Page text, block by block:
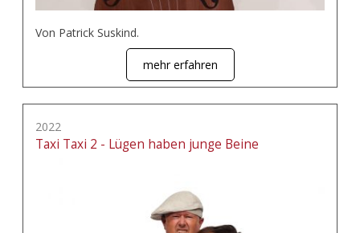
Von Patrick Suskind.
mehr erfahren
2022
Taxi Taxi 2 - Lügen haben junge Beine